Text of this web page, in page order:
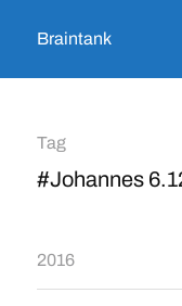
Braintank
Tag
#Johannes
2016